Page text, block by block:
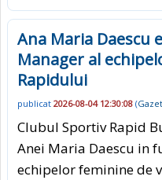
Ana Maria Daescu
Manager al
Rapidului
publicat 2026-08-04 12:30:08 (
Clubul Sportiv Rapid
Anei Maria Daescu in
echipelor feminine de